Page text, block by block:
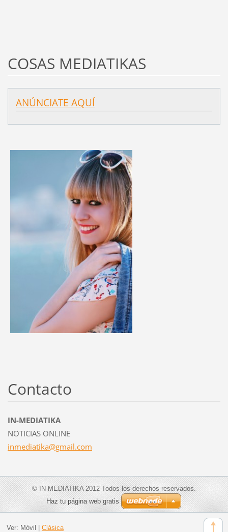
COSAS MEDIATIKAS
ANÚNCIATE AQUÍ
Contacto
IN-MEDIATIKA
NOTICIAS ONLINE
inmediatika@gmail.com
© IN-MEDIATIKA 2012 Todos los derechos reservados.
Haz tu página web gratis
Ver: Móvil Clásica